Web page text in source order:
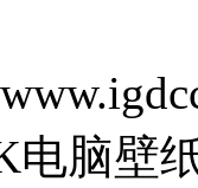
电脑壁